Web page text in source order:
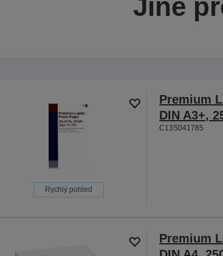
Jiné
Rychlý pohled
Premium
DIN A3+,
C13S041785
Premium